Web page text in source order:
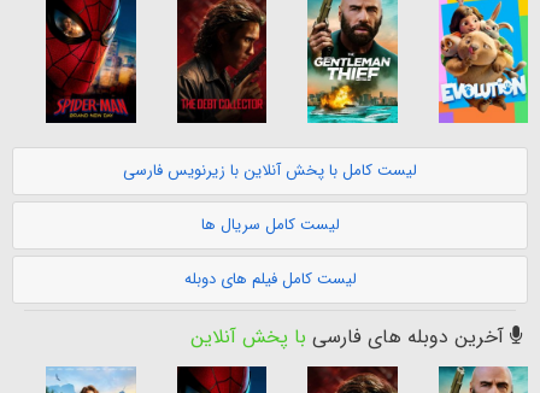
لیست کامل با پخش آنلاین با زیرنویس فارسی
لیست کامل سریال ها
لیست کامل فیلم های دوبله
آخرین دوبله های فارسی با پخش آنلاین